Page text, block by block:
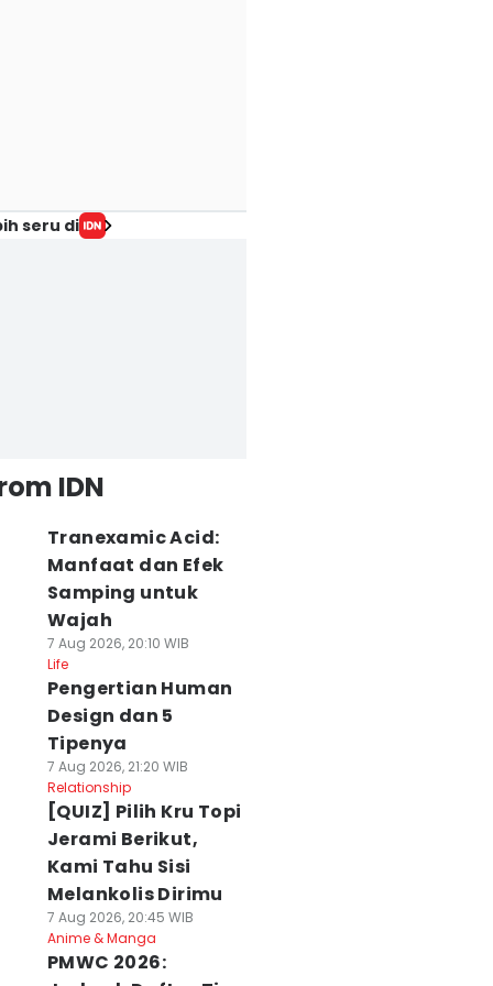
seru di
IDN
Tranexamic Acid:
Manfaat dan Efek
Samping untuk
Wajah
7 Aug 2026, 20:10 WIB
Life
Pengertian Human
Design dan 5
Tipenya
7 Aug 2026, 21:20 WIB
Relationship
[QUIZ] Pilih Kru Topi
Jerami Berikut,
Kami Tahu Sisi
Melankolis Dirimu
7 Aug 2026, 20:45 WIB
Anime & Manga
PMWC 2026: